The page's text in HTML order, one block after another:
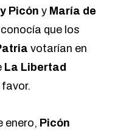
Picón y María de
conocía que los
votarían en
La Libertad
enero, Picón